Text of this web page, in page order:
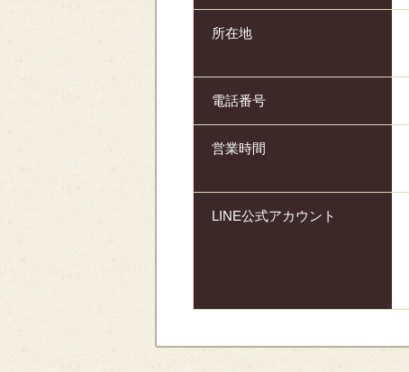
所在地
電話番号
営業時間
LINE公式アカウント